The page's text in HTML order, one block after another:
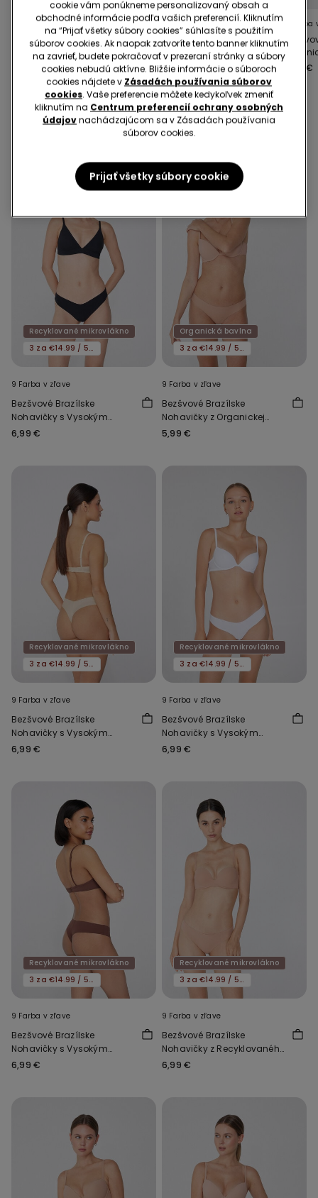
8 Farba v zľave
Bezšvové Brazílske
Nohavičky z Organickej
Bavlny a Recyklovanej
6,99 €
10 Farba v zľave
Dámske Nohavičky z
Organickej Bavlny
5,99 €
9
5,99 €
Mohlo by sa ti tiež páčiť
Recyklované mikrovlákno
3 za €14.99 / 5 za €21.99
9 Farba v zľave
Bezšvové Brazílske
Nohavičky s Vysokým
Vykrojením z
6,99 €
Organická bavlna
3 za €14.99 / 5 za €21.99
9 Farba v zľave
Bezšvové Brazílske
Nohavičky z Organickej
Bavlny
5,99 €
Recyklované mikrovlákno
3 za €14.99 / 5 za €21.99
9 Farba v zľave
Bezšvové Brazílske
Nohavičky s Vysokým
Vykrojením z
6,99 €
Recyklované mikrovlákno
3 za €14.99 / 5 za €21.99
9 Farba v zľave
Bezšvové Brazílske
Nohavičky s Vysokým
Vykrojením z
6,99 €
Recyklované mikrovlákno
3 za €14.99 / 5 za €21.99
9 Farba v zľave
Bezšvové Brazílske
Nohavičky s Vysokým
Vykrojením z
6,99 €
Recyklované mikrovlákno
3 za €14.99 / 5 za €21.99
9 Farba v zľave
Bezšvové Brazílske
Nohavičky z Recyklovaného
Mikrovlákna
6,99 €
cookie vám ponúkneme personalizovaný obsah a
obchodné informácie podľa vašich preferencií. Kliknutím
na “Prijať všetky súbory cookies” súhlasíte s použitím
súborov cookies. Ak naopak zatvoríte tento banner kliknutím
na zavrieť, budete pokračovať v prezeraní stránky a súbory
cookies nebudú aktívne. Bližšie informácie o súboroch
cookies nájdete v Zásadách používania súborov
cookies. Vaše preferencie môžete kedykoľvek zmeniť
kliknutím na Centrum preferencií ochrany osobných
údajovnachádzajúcom sa v Zásadách používania
súborov cookies.
Prijať všetky súbory cookie